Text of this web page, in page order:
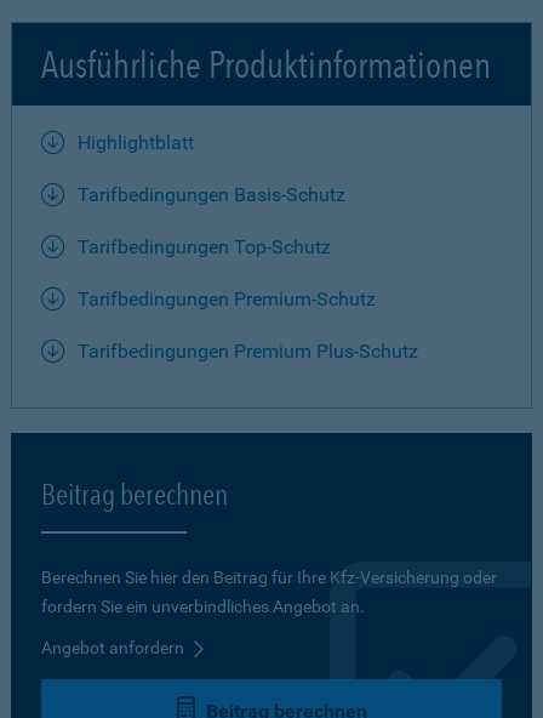
Ausführliche Produktinformationen
Highlightblatt
Tarifbedingungen Basis-Schutz
Tarifbedingungen Top-Schutz
Tarifbedingungen Premium-Schutz
Tarifbedingungen Premium Plus-Schutz
Beitrag berechnen
Berechnen Sie hier den Beitrag für Ihre Kfz-Versicherung oder
fordern Sie ein unverbindliches Angebot an.
Angebot anfordern
Beitrag berechnen